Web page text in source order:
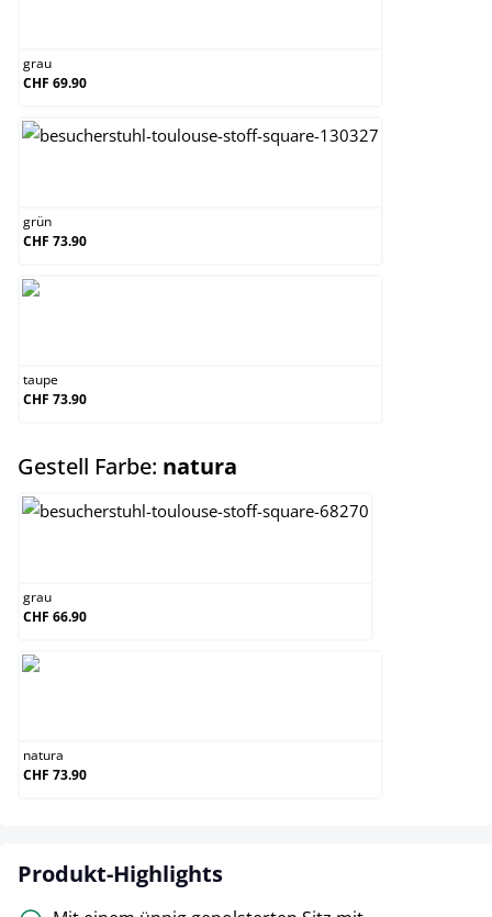
grau
CHF 69.90
grün
CHF 73.90
taupe
CHF 73.90
Gestell Farbe: natura
grau
CHF 66.90
natura
CHF 73.90
Produkt-Highlights